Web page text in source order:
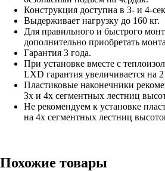
Конструкция доступна в 3- и 4-
Выдерживает нагрузку до 160 кг.
Для правильного и быстрого
дополнительно приобретать
Гарантия 3 года.
При установке вместе с
LXD гарантия увеличивается на 2
Пластиковые наконечники
3х и 4х сегментных лестниц
Не рекомендуем к установке
на 4х сегментных лестниц
Похожие товары